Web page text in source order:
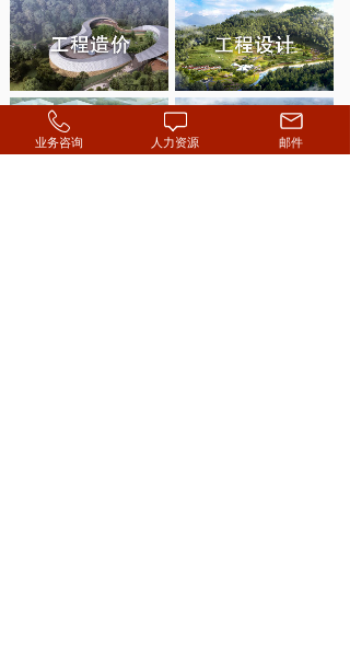
业务咨询 人力资源 邮件